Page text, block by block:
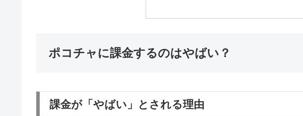
ポコチャに課金するのはやばい？
課金が「やばい」とされる理由